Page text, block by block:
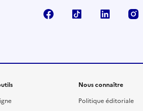
FacebookTikTok Linkedin
Nous connaître
Politique éditoriale